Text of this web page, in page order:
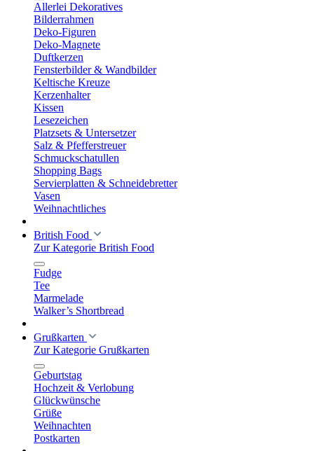
Allerlei Dekoratives
Bilderrahmen
Deko-Figuren
Deko-Magnete
Duftkerzen
Fensterbilder & Wandbilder
Keltische Kreuze
Kerzenhalter
Kissen
Lesezeichen
Platzsets & Untersetzer
Salz & Pfefferstreuer
Schmuckschatullen
Shopping Bags
Servierplatten & Schneidebretter
Vasen
Weihnachtliches
British Food
Zur Kategorie British Food
Fudge
Tee
Marmelade
Walker’s Shortbread
Grußkarten
Zur Kategorie Grußkarten
Geburtstag
Hochzeit & Verlobung
Glückwünsche
Grüße
Weihnachten
Postkarten